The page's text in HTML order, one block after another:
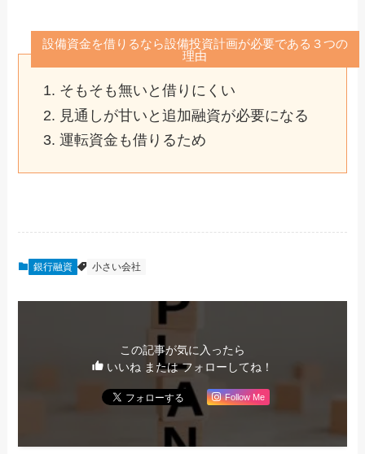
設備資金を借りるなら設備投資計画が必要である３つの
理由
そもそも無いと借りにくい
見通しが甘いと追加融資が必要になる
運転資金も借りるため
銀行融資 小さい会社
この記事が気に入ったら
いいね または フォローしてね！
Follow Me